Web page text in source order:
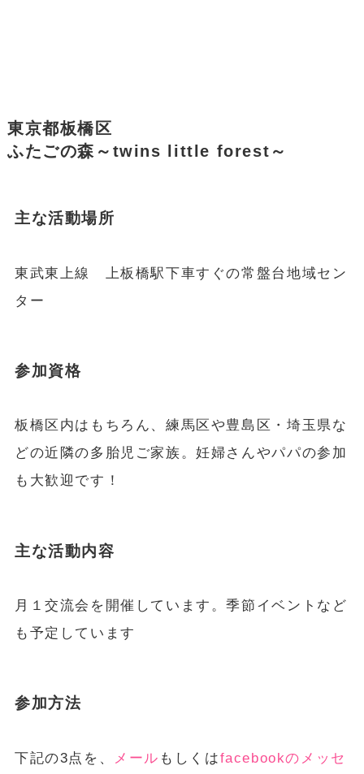
東京都板橋区
ふたごの森～twins little forest～
主な活動場所
東武東上線 上板橋駅下車すぐの常盤台地域セン
ター
参加資格
板橋区内はもちろん、練馬区や豊島区・埼玉県な
どの近隣の多胎児ご家族。妊婦さんやパパの参加
も大歓迎です！
主な活動内容
月１交流会を開催しています。季節イベントなど
も予定しています
参加方法
下記の3点を、 メール もしくはfacebookのメッセ